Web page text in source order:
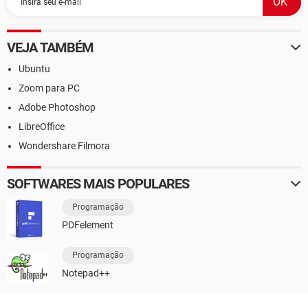
VEJA TAMBÉM
Ubuntu
Zoom para PC
Adobe Photoshop
LibreOffice
Wondershare Filmora
SOFTWARES MAIS POPULARES
Programação
PDFelement
Programação
Notepad++